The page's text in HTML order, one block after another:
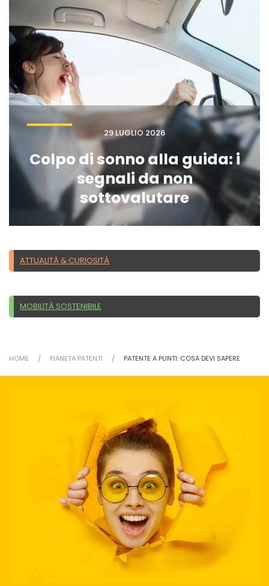
29 LUGLIO 2026
Colpo di sonno alla guida: i
segnali da non
sottovalutare
ATTUALITÀ & CURIOSITÀ
MOBILITÀ SOSTENIBILE
HOME PIANETA PATENTI PATENTE A PUNTI: COSA DEVI SAPERE